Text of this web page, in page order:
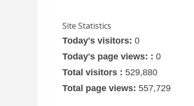
Site Statistics
Today's visitors: 0
Today's page views: : 0
Total visitors : 529,880
Total page views: 557,729